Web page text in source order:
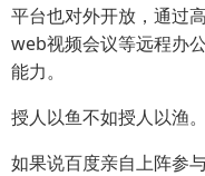
平台也对外开放，通过
web视频会议等远程办
能力。
授人以鱼不如授人以渔。
如果说百度亲自上阵参